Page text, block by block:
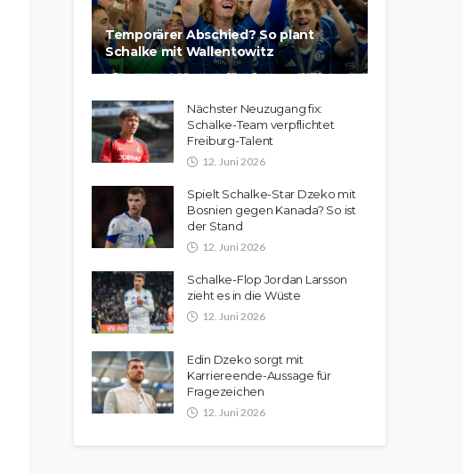
Temporärer Abschied? So plant
Schalke mit Wallentowitz
Nächster Neuzugang fix:
Schalke-Team verpflichtet
Freiburg-Talent
12. Juni 2026
Spielt Schalke-Star Dzeko mit
Bosnien gegen Kanada? So ist
der Stand
12. Juni 2026
Schalke-Flop Jordan Larsson
zieht es in die Wüste
12. Juni 2026
Edin Dzeko sorgt mit
Karriereende-Aussage für
Fragezeichen
12. Juni 2026